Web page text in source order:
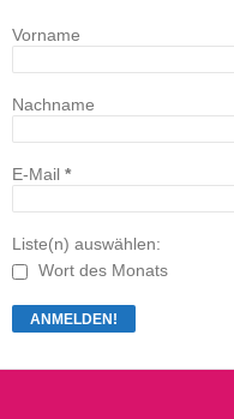
Vorname
Nachname
E-Mail *
Liste(n) auswählen:
Wort des Monats